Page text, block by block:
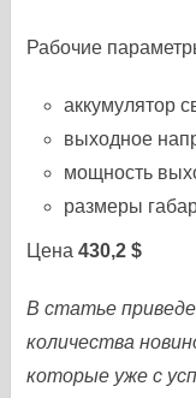
Рабочие
аккумулятор
выходное
мощность
размеры
Цена430,2 $
В статье
количества
которые уже с